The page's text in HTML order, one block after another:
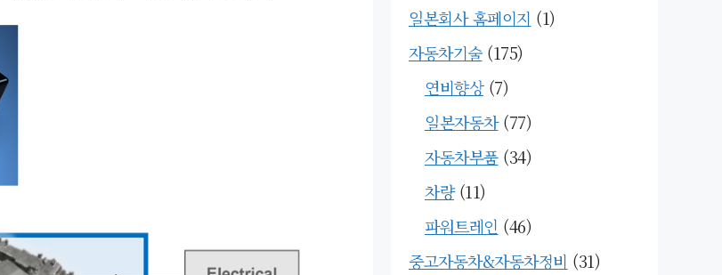
일본회사 홈페이지 (1)
자동차기술(175)
연비향상(7)
일본자동차(77)
자동차부품(34)
차량(11)
파워트레인 (46)
중고자동차&자동차정비 (31)